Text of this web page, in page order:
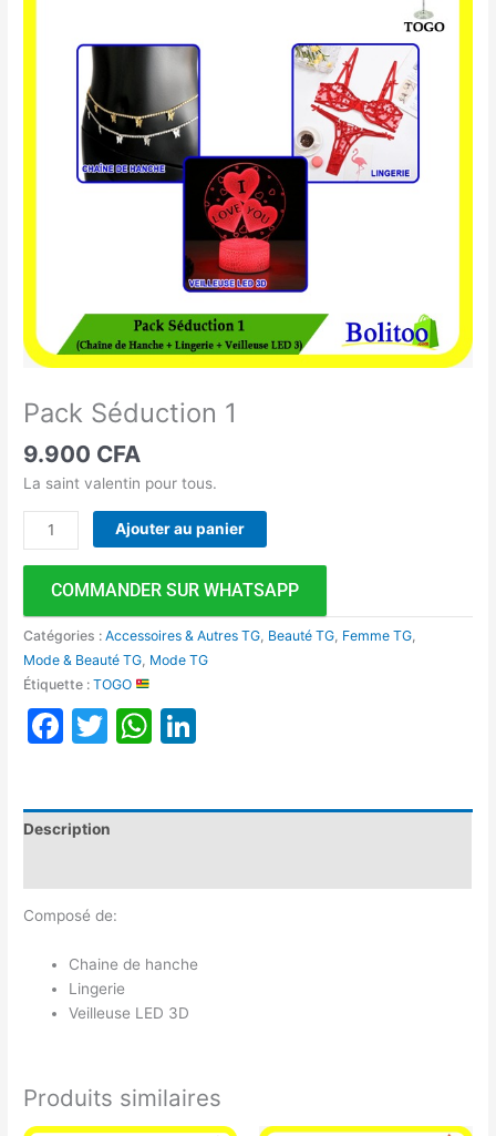
Pack Séduction 1
9.900 CFA
La saint valentin pour tous.
Ajouter au panier
COMMANDER SUR WHATSAPP
Catégories :Accessoires & Autres TG Beauté TG Femme TG
Mode & Beauté TG Mode TG
Étiquette :TOGO
Facebook
TwitterWhatsApp
Description
Composé de:
Chaine de hanche
Lingerie
Veilleuse LED 3D
Produits similaires